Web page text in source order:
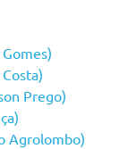
Prego)
Agrolombo)